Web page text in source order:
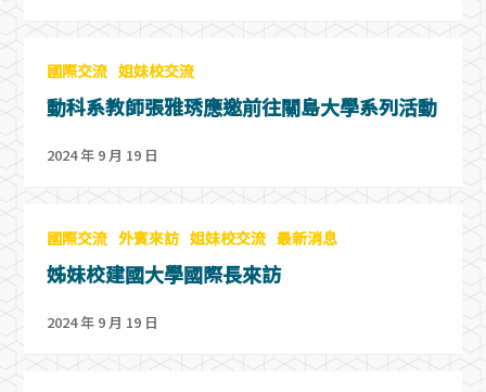
國際交流 姐妹校交流
動科系教師張雅琇應邀前往關島大學系列活動
2024 年 9 月 19 日
國際交流 外賓來訪 姐妹校交流 最新消息
姊妹校建國大學國際長來訪
2024 年 9 月 19 日